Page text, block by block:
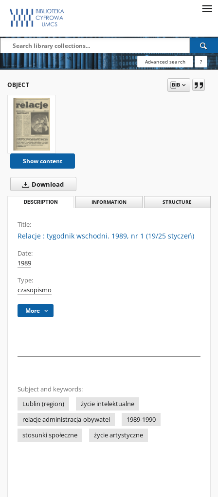
Advanced search ?
OBJECT
Show content
Download
DESCRIPTION INFORMATION STRUCTURE
Title:
Relacje : tygodnik wschodni. 1989, nr 1 (19/25 styczeń)
Date:
1989
Type:
czasopismo
More
Subject and keywords:
Lublin (region)
życie intelektualne
relacje administracja-obywatel
1989-1990
stosunki społeczne
życie artystyczne